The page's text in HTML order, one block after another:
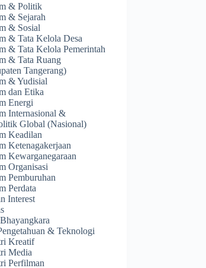
& Politik
& Sejarah
& Sosial
& Tata Kelola Desa
& Tata Kelola Pemerintah
& Tata Ruang
Tangerang)
& Yudisial
dan Etika
Energi
Internasional &
Global (Nasional)
Keadilan
Ketenagakerjaan
Kewarganegaraan
Organisasi
Pemburuhan
Perdata
Interest
& Teknologi
Kreatif
Media
Perfilman